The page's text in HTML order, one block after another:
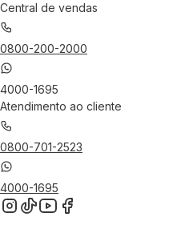
Central de vendas
0800-200-2000
4000-1695
Atendimento ao cliente
0800-701-2523
4000-1695